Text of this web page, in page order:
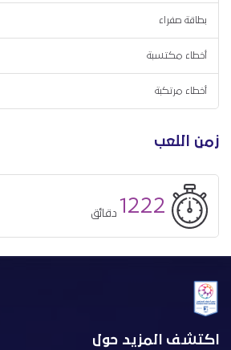
زمن اللعب
1222 دقائق
بطاقة صفراء
أخطاء مكتسبة
أخطاء مرتكبة
اكتشف المزيد حول